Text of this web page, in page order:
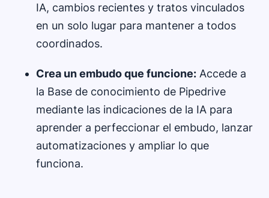
IA, cambios recientes y tratos vinculados
en un solo lugar para mantener a todos
coordinados.
Crea un embudo que funcione: Accede a
la Base de conocimiento de Pipedrive
mediante las indicaciones de la IA para
aprender a perfeccionar el embudo, lanzar
automatizaciones y ampliar lo que
funciona.